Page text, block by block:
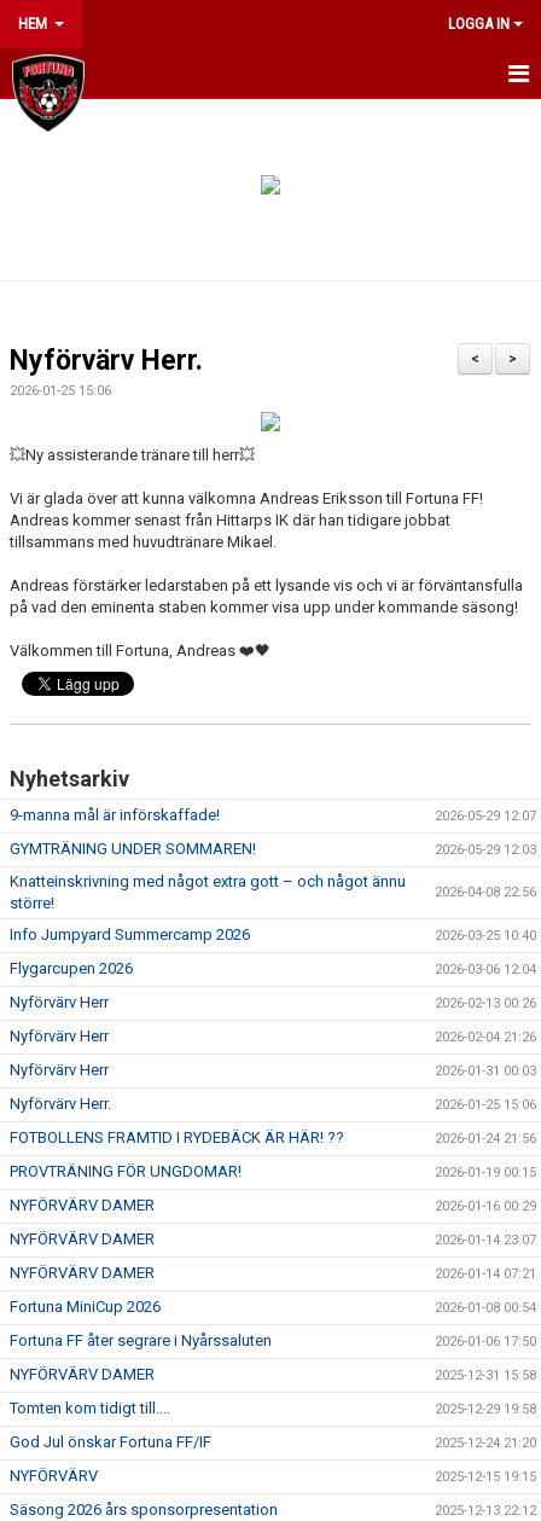
HEM LOGGA IN
HEM
ARRANGEMANG
KALENDER
MATCHER
MEDLEMSKAP 2026
MEDLEMSKAP
FORTUNARABATTEN
BOLLKALLAR/FIOR
>
<
Nyförvärv Herr.
2026-01-25 15:06
💥Ny assisterande tränare till herr💥
Vi är glada över att kunna välkomna Andreas Eriksson till Fortuna FF!
Andreas kommer senast från Hittarps IK där han tidigare jobbat
tillsammans med huvudtränare Mikael.
Andreas förstärker ledarstaben på ett lysande vis och vi är förväntansfulla
på vad den eminenta staben kommer visa upp under kommande säsong!
Välkommen till Fortuna, Andreas ❤️🖤
Nyhetsarkiv
9-manna mål är införskaffade! 2026-05-29 12:07
GYMTRÄNING UNDER SOMMAREN! 2026-05-29 12:03
Knatteinskrivning med något extra gott – och något ännu
större!
2026-04-08 22:56
Info Jumpyard Summercamp 2026 2026-03-25 10:40
Flygarcupen 2026 2026-03-06 12:04
Nyförvärv Herr 2026-02-13 00:26
Nyförvärv Herr 2026-02-04 21:26
Nyförvärv Herr 2026-01-31 00:03
Nyförvärv Herr. 2026-01-25 15:06
FOTBOLLENS FRAMTID I RYDEBÄCK ÄR HÄR! ?? 2026-01-24 21:56
PROVTRÄNING FÖR UNGDOMAR! 2026-01-19 00:15
NYFÖRVÄRV DAMER 2026-01-16 00:29
NYFÖRVÄRV DAMER 2026-01-14 23:07
NYFÖRVÄRV DAMER 2026-01-14 07:21
Fortuna MiniCup 2026 2026-01-08 00:54
Fortuna FF åter segrare i Nyårssaluten 2026-01-06 17:50
NYFÖRVÄRV DAMER 2025-12-31 15:58
Tomten kom tidigt till.... 2025-12-29 19:58
God Jul önskar Fortuna FF/IF 2025-12-24 21:20
NYFÖRVÄRV 2025-12-15 19:15
Säsong 2026 års sponsorpresentation 2025-12-13 22:12